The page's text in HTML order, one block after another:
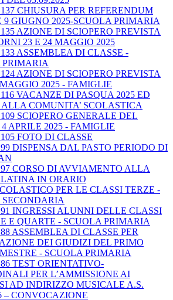
CHIUSURA PER REFERENDUM
9 GIUGNO 2025-SCUOLA PRIMARIA
AZIONE DI SCIOPERO PREVISTA
23 E 24 MAGGIO 2025
ASSEMBLEA DI CLASSE -
PRIMARIA
AZIONE DI SCIOPERO PREVISTA
2025 - FAMIGLIE
VACANZE DI PASQUA 2025 ED
COMUNITA’ SCOLASTICA
SCIOPERO GENERALE DEL
APRILE 2025 - FAMIGLIE
FOTO DI CLASSE
DISPENSA DAL PASTO PERIODO DI
CORSO DI AVVIAMENTO ALLA
IN ORARIO
PER LE CLASSI TERZE -
SECONDARIA
INGRESSI ALUNNI DELLE CLASSI
E QUARTE - SCUOLA PRIMARIA
ASSEMBLEA DI CLASSE PER
DEI GIUDIZI DEL PRIMO
- SCUOLA PRIMARIA
TEST ORIENTATIVO-
PER L’AMMISSIONE AI
AD INDIRIZZO MUSICALE A.S.
– CONVOCAZIONE